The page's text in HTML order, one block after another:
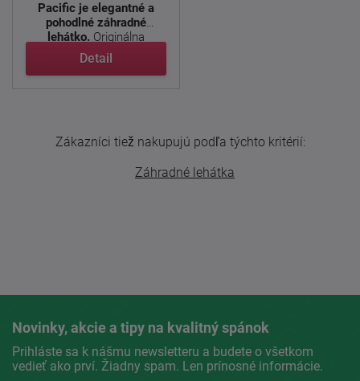
Pacific je elegantné a
pohodlné záhradné
lehátko. Originálna
povrchová ...
Detail
Zákazníci tiež nakupujú podľa týchto kritérií:
Záhradné lehátka
Novinky, akcie a tipy na kvalitný spánok
Prihláste sa k nášmu newsletteru a budete o všetkom
vedieť ako prví. Žiadny spam. Len prínosné informácie.